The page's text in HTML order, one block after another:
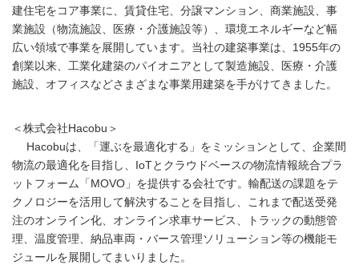
建住宅をコア事業に、賃貸住宅、分譲マンション、商業施設、事
業施設（物流施設、医療・介護施設等）、環境エネルギーなど幅
広い領域で事業を展開しています。当社の建築事業は、1955年の
創業以来、工業化建築のパイオニアとして製造施設、医療・介護
施設、オフィスなどさまざまな事業用建築を手がけてきました。
＜株式会社Hacobu＞
Hacobuは、「運ぶを最適化する」をミッションとして、企業間
物流の最適化を目指し、IoTとクラウドベースの物流情報統合プラ
ットフォーム「MOVO」を提供する会社です。輸配送の課題をテ
クノロジーを活用して解決することを目指し、これまで配送受発
注のオンライン化、オンライン求車サービス、トラックの動態管
理、温度管理、納品車両・バース管理ソリューション等の機能モ
ジュールを展開してまいりました。